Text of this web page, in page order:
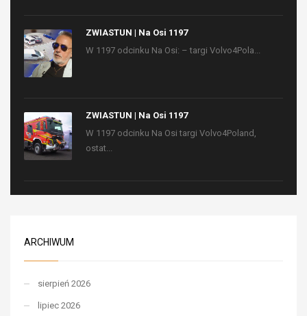
ZWIASTUN | Na Osi 1197
W 1197 odcinku Na Osi: – targi Volvo4Pola...
ZWIASTUN | Na Osi 1197
W 1197 odcinku Na Osi targi Volvo4Poland,
ostat...
ARCHIWUM
sierpień 2026
lipiec 2026